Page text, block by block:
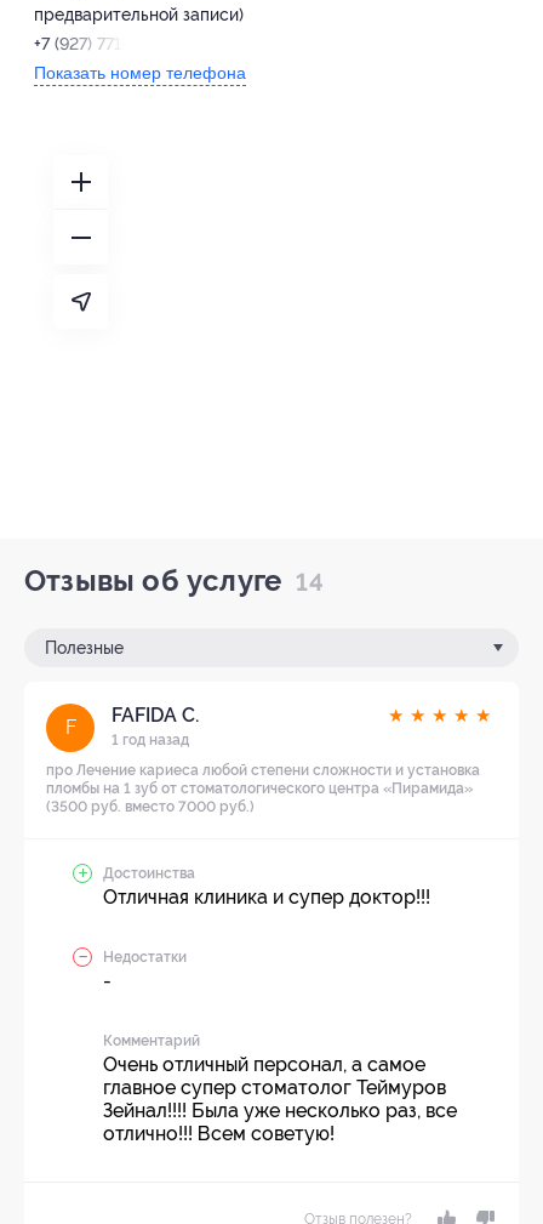
предварительной записи)
+7 (927) 771-23-83
Показать номер телефона
Отзывы об услуге 14
Полезные
F
FAFIDA C.
1 год назад
★ ★ ★ ★ ★
про Лечение кариеса любой степени сложности и установка
пломбы на 1 зуб от стоматологического центра «Пирамида»
(3500 руб. вместо 7000 руб.)
Достоинства
Отличная клиника и супер доктор!!!
Недостатки
-
Комментарий
Очень отличный персонал, а самое
главное супер стоматолог Теймуров
Зейнал!!!! Была уже несколько раз, все
отлично!!! Всем советую!
Отзыв полезен?